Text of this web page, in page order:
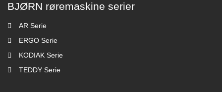
BJØRN røremaskine serier
AR Serie
ERGO Serie
KODIAK Serie
TEDDY Serie